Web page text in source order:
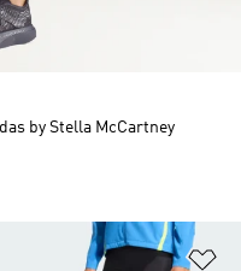
à la Liste de produits
by Stella McCartney